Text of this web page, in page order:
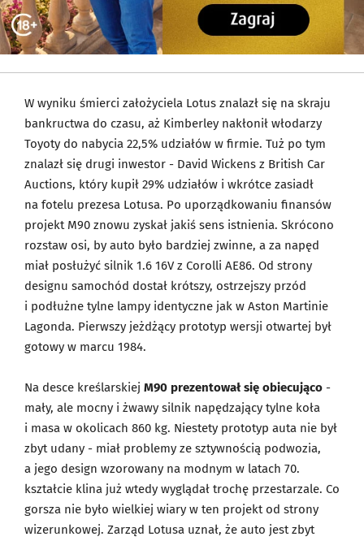
W wyniku śmierci założyciela Lotus znalazł się na skraju
bankructwa do czasu, aż Kimberley nakłonił włodarzy
Toyoty do nabycia 22,5% udziałów w firmie. Tuż po tym
znalazł się drugi inwestor - David Wickens z British Car
Auctions, który kupił 29% udziałów i wkrótce zasiadł
na fotelu prezesa Lotusa. Po uporządkowaniu finansów
projekt M90 znowu zyskał jakiś sens istnienia. Skrócono
rozstaw osi, by auto było bardziej zwinne, a za napęd
miał posłużyć silnik 1.6 16V z Corolli AE86. Od strony
designu samochód dostał krótszy, ostrzejszy przód
i podłużne tylne lampy identyczne jak w Aston Martinie
Lagonda. Pierwszy jeżdżący prototyp wersji otwartej był
gotowy w marcu 1984.
Na desce kreślarskiej M90 prezentował się obiecująco -
mały, ale mocny i żwawy silnik napędzający tylne koła
i masa w okolicach 860 kg. Niestety prototyp auta nie był
zbyt udany - miał problemy ze sztywnością podwozia,
a jego design wzorowany na modnym w latach 70.
kształcie klina już wtedy wyglądał trochę przestarzale. Co
gorsza nie było wielkiej wiary w ten projekt od strony
wizerunkowej. Zarząd Lotusa uznał, że auto jest zbyt